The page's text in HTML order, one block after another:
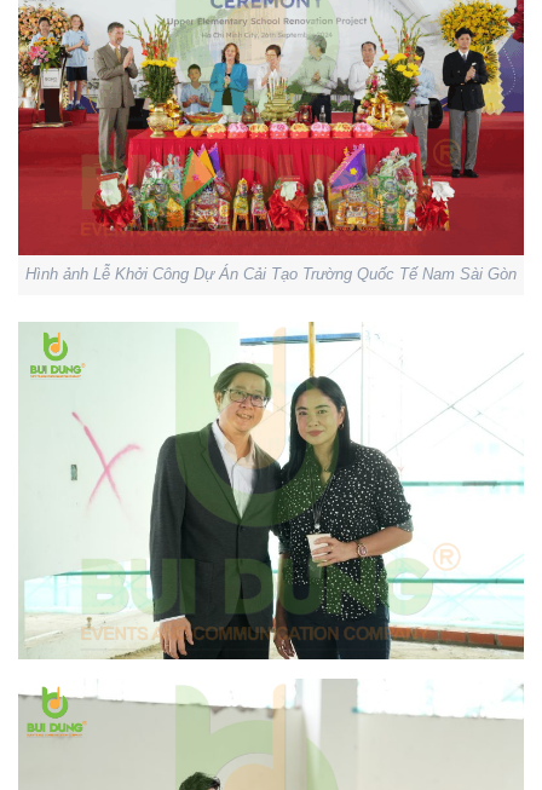
Hình ảnh Lễ Khởi Công Dự Án Cải Tạo Trường Quốc Tế Nam Sài Gòn